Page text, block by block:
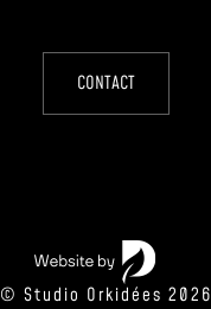
CONTACT
© Studio Orkidées 2026